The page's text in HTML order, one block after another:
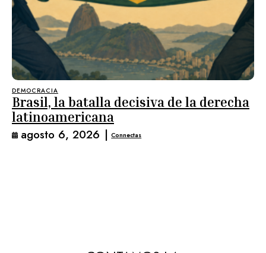
DEMOCRACIA
Brasil, la batalla decisiva de la derecha
latinoamericana
agosto 6, 2026 | Connectas